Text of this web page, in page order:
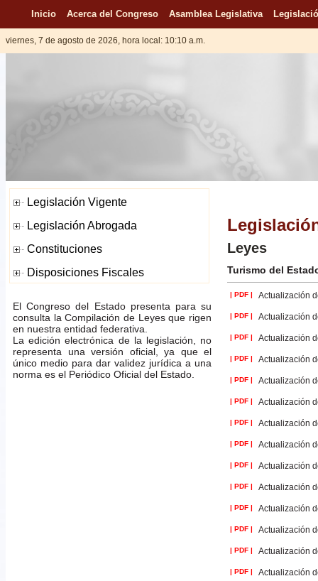
Inicio Acerca del Congreso Asamblea Legislativa
viernes, 7 de agosto de 2026, hora local: 10:10 a.m.
El Congreso del Estado presenta para su
consulta la Compilación de Leyes que rigen
en nuestra entidad federativa.
La edición electrónica de la legislación, no
representa una versión oficial, ya que el
único medio para dar validez jurídica a una
norma es el Periódico Oficial del Estado.
Leyes
Turismo del
| PDF | Actualización
| PDF | Actualización
| PDF | Actualización
| PDF | Actualización
| PDF | Actualización
| PDF | Actualización
| PDF | Actualización
| PDF | Actualización
| PDF | Actualización
| PDF | Actualización
| PDF | Actualización
| PDF | Actualización
| PDF | Actualización
| PDF | Actualización